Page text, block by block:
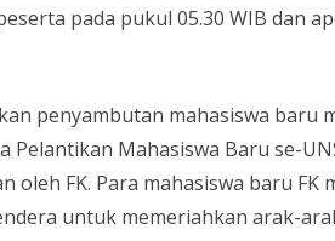
pada pukul 05.30 WIB dan
penyambutan mahasiswa baru
Mahasiswa Baru se-
FK. Para mahasiswa baru FK
untuk memeriahkan arak-